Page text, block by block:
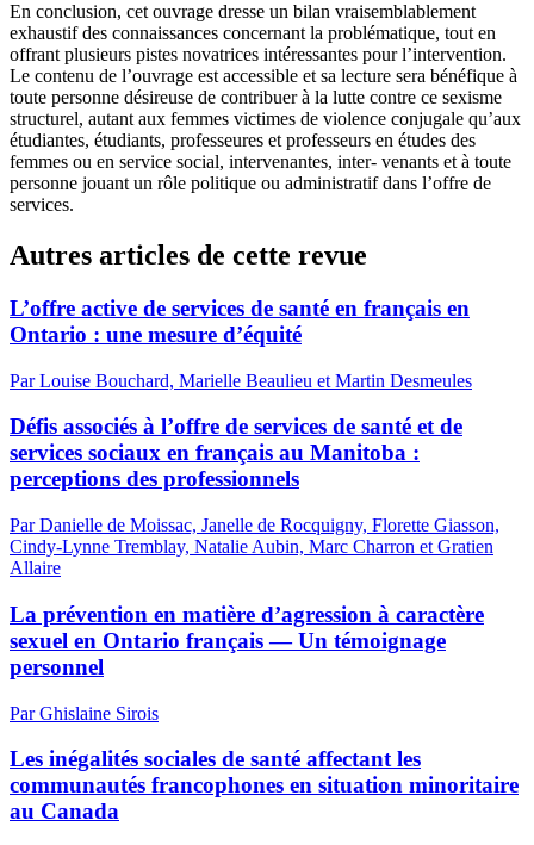
En conclusion, cet ouvrage dresse un bilan vraisemblablement
exhaustif des connaissances concernant la problématique, tout en
offrant plusieurs pistes novatrices intéressantes pour l’intervention.
Le contenu de l’ouvrage est accessible et sa lecture sera bénéfique à
toute personne désireuse de contribuer à la lutte contre ce sexisme
structurel, autant aux femmes victimes de violence conjugale qu’aux
étudiantes, étudiants, professeures et professeurs en études des
femmes ou en service social, intervenantes, inter- venants et à toute
personne jouant un rôle politique ou administratif dans l’offre de
services.
Autres articles de cette revue
L’offre active de services de santé en français en
Ontario : une mesure d’équité
Par Louise Bouchard, Marielle Beaulieu et Martin Desmeules
Défis associés à l’offre de services de santé et de
services sociaux en français au Manitoba :
perceptions des professionnels
Par Danielle de Moissac, Janelle de Rocquigny, Florette Giasson,
Cindy-Lynne Tremblay, Natalie Aubin, Marc Charron et Gratien
Allaire
La prévention en matière d’agression à caractère
sexuel en Ontario français — Un témoignage
personnel
Par Ghislaine Sirois
Les inégalités sociales de santé affectant les
communautés francophones en situation minoritaire
au Canada